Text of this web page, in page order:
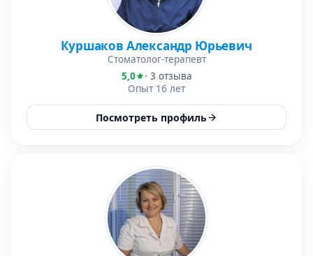
Куршаков Александр Юрьевич
Стоматолог-терапевт
5,0
· 3 отзыва
Опыт 16 лет
Посмотреть профиль